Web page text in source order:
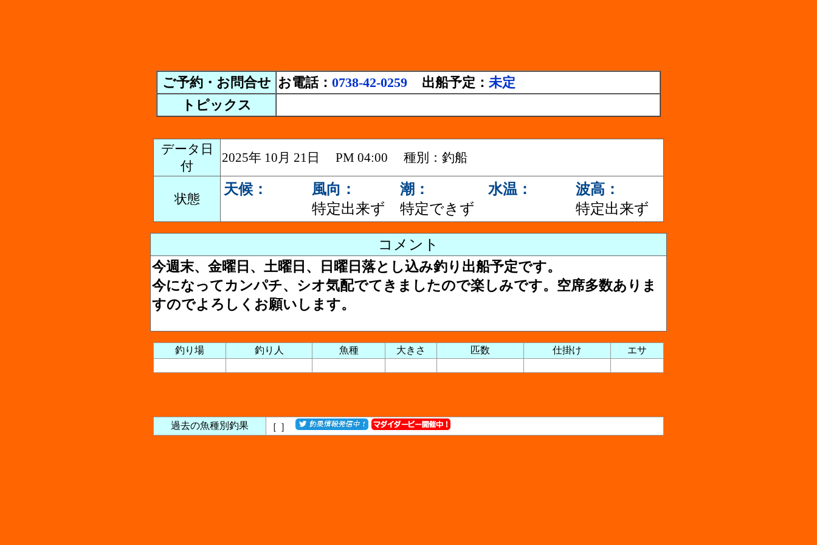
ご予約・お問合せ お電話： 0738-42-0259 出船予定： 未定
トピックス
データ日
付
2025年 10月 21日 PM 04:00 種別：釣船
状態
天候：
風向：
特定出来ず
潮：
特定できず
水温：
波高：
特定出来ず
コメント
今週末、金曜日、土曜日、日曜日落とし込み釣り出船予定です。
今になってカンパチ、シオ気配でてきましたので楽しみです。空席多数ありま
すのでよろしくお願いします。
釣り場 釣り人 魚種 大きさ 匹数 仕掛け エサ
過去の魚種別釣果 ［ ］